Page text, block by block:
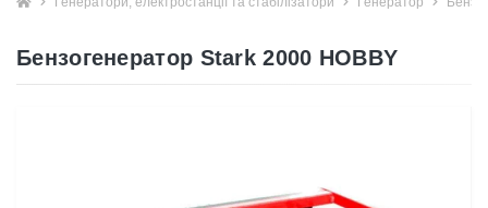
Бензогенератор Stark 2000 HOBBY